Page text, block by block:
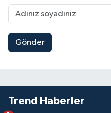
Gönder
Trend Haberler